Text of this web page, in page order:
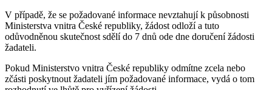
V případě, že se požadované informace nevztahují k působnosti
Ministerstva vnitra České republiky, žádost odloží a tuto
odůvodněnou skutečnost sdělí do 7 dnů ode dne doručení žádosti
žadateli.
Pokud Ministerstvo vnitra České republiky odmítne zcela nebo
zčásti poskytnout žadateli jím požadované informace, vydá o tom